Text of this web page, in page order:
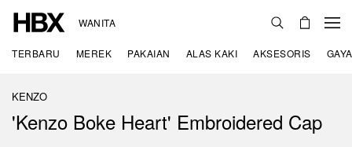
WANITA
TERBARU MEREK PAKAIAN ALAS KAKI AKSESORIS
KENZO
'Kenzo Boke Heart' Embroidered Cap